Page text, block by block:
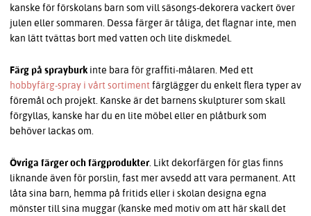
kanske för förskolans barn som vill säsongs-dekorera vackert över
julen eller sommaren. Dessa färger är tåliga, det flagnar inte, men
kan lätt tvättas bort med vatten och lite diskmedel.
Färg på sprayburk inte bara för graffiti-målaren. Med ett
hobbyfärg-spray i vårt sortimentfärglägger du enkelt flera typer av
föremål och projekt. Kanske är det barnens skulpturer som skall
förgyllas, kanske har du en lite möbel eller en plåtburk som
behöver lackas om.
Övriga färger och färgprodukter. Likt dekorfärgen för glas finns
liknande även för porslin, fast mer avsedd att vara permanent. Att
låta sina barn, hemma på fritids eller i skolan designa egna
mönster till sina muggar (kanske med motiv om att här skall det